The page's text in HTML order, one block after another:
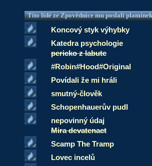
Tito lidé ze Zpovědnice mu poslali
Koncový styk výhybky
Katedra psychologie
pericko z labute
#Robin#Hood#Original
Povídali že mi hráli
smutný-člověk
Schopenhauerův pudl
nepovinný údaj
Mira devatenact
Scamp The Tramp
Lovec incelů